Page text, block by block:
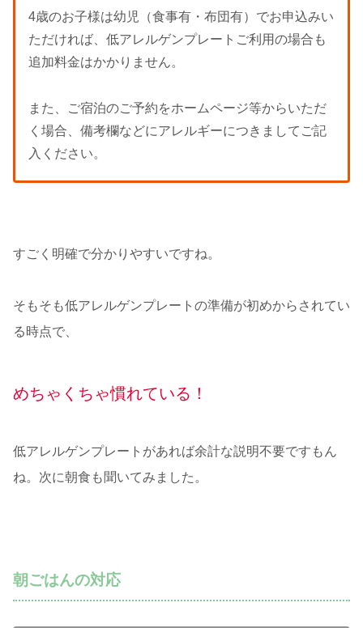
4歳のお子様は幼児（食事有・布団有）でお申込みい
ただければ、低アレルゲンプレートご利用の場合も
追加料金はかかりません。
また、ご宿泊のご予約をホームページ等からいただ
く場合、備考欄などにアレルギーにつきましてご記
入ください。
すごく明確で分かりやすいですね。
そもそも低アレルゲンプレートの準備が初めからされてい
る時点で、
めちゃくちゃ慣れている！
低アレルゲンプレートがあれば余計な説明不要ですもん
ね。次に朝食も聞いてみました。
朝ごはんの対応